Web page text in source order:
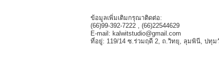
ข้อมูลเพิ่มเติมกรุณาติดต่อ:
(66)99-392-7222 , (66)22544629
E-mail: kalwitstudio@gmail.com
ที่อยู่: 119/14 ซ.ร่วมฤดี 2, ถ.วิทยุ, ลุมพินี, ปทุม